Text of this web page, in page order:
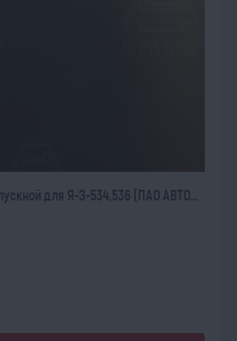
для Я-З-534,536 (ПАО АВТО...